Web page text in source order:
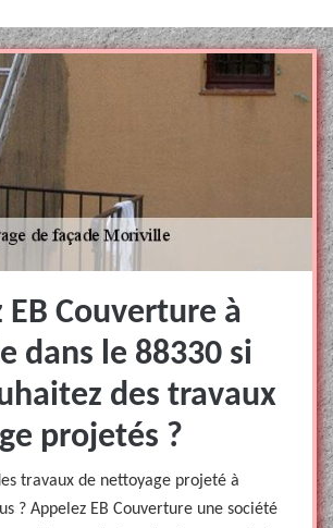
EB Couverture à
dans le 88330 si
des travaux
projetés ?
travaux de nettoyage projeté à
? Appelez EB Couverture une société